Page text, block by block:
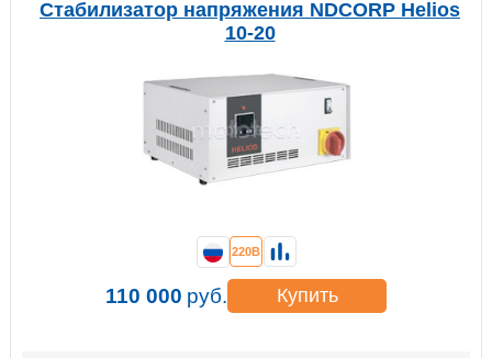
Стабилизатор напряжения NDCORP Helios
10-20
220В
110 000 руб. Купить